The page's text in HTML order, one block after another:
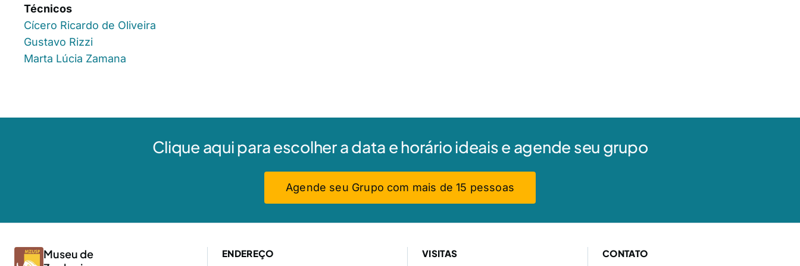
Técnicos
Cícero Ricardo de Oliveira
Gustavo Rizzi
Marta Lúcia Zamana
Clique aqui para escolher a data e horário ideais e agende seu grupo
Agende seu Grupo com mais de 15 pessoas
Museu de
ENDEREÇO VISITAS CONTATO